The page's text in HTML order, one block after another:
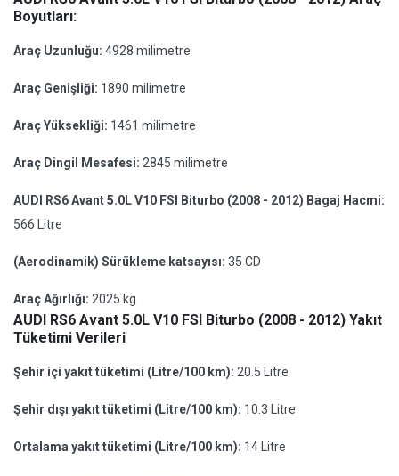
Boyutları:
Araç Uzunluğu: 4928 milimetre
Araç Genişliği: 1890 milimetre
Araç Yüksekliği: 1461 milimetre
Araç Dingil Mesafesi: 2845 milimetre
AUDI RS6 Avant 5.0L V10 FSI Biturbo (2008 - 2012) Bagaj Hacmi:
566 Litre
(Aerodinamik) Sürükleme katsayısı: 35 CD
Araç Ağırlığı: 2025 kg
AUDI RS6 Avant 5.0L V10 FSI Biturbo (2008 - 2012) Yakıt
Tüketimi Verileri
Şehir içi yakıt tüketimi (Litre/100 km): 20.5 Litre
Şehir dışı yakıt tüketimi (Litre/100 km): 10.3 Litre
Ortalama yakıt tüketimi (Litre/100 km): 14 Litre